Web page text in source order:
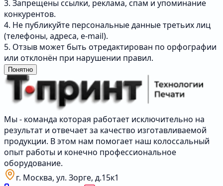
3. Запрещены ссылки, реклама, спам и упоминание
конкурентов.
4. Не публикуйте персональные данные третьих лиц
(телефоны, адреса, e-mail).
5. Отзыв может быть отредактирован по орфографии
или отклонён при нарушении правил.
Понятно
Мы - команда которая работает исключительно на
результат и отвечает за качество изготавливаемой
продукции. В этом нам помогает наш колоссальный
опыт работы и конечно профессиональное
оборудование.
г. Москва, ул. Зорге, д.15к1